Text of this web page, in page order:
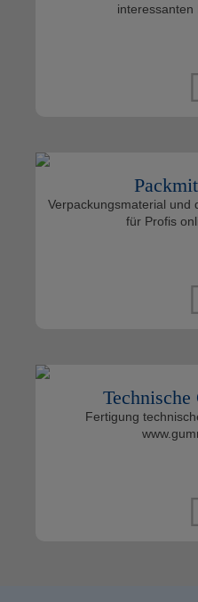
interessanten
Verpackungsmaterial und
für Profis
Fertigung